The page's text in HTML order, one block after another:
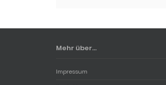
Mehr über...
Impressum